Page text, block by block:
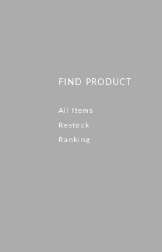
FIND PRODUCT
All Items
Restock
Ranking